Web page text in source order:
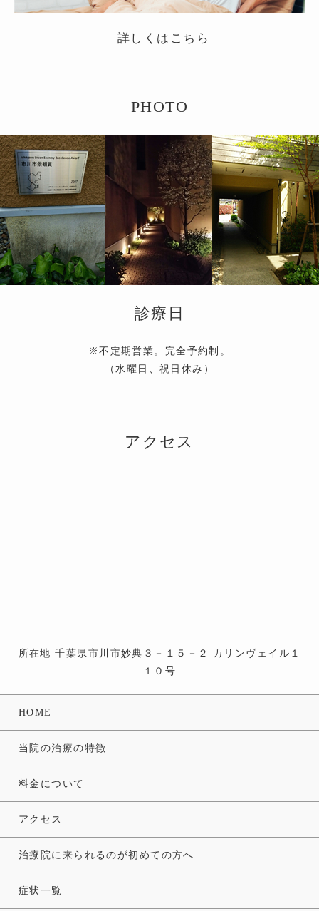
詳しくはこちら
PHOTO
診療日
※不定期営業。完全予約制。
（水曜日、祝日休み）
アクセス
所在地 千葉県市川市妙典３－１５－２ カリンヴェイル１
１０号
HOME
当院の治療の特徴
料金について
アクセス
治療院に来られるのが初めての方へ
症状一覧